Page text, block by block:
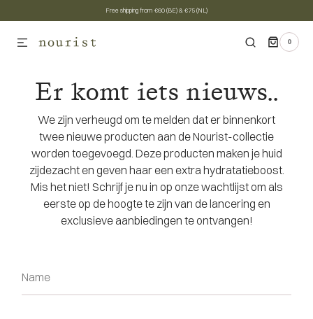
Free shipping from €60 (BE) & €75 (NL)
TO CONTENT
0
0
ITEMS
Er komt iets nieuws..
We zijn verheugd om te melden dat er binnenkort
twee nieuwe producten aan de Nourist-collectie
worden toegevoegd. Deze producten maken je huid
zijdezacht en geven haar een extra hydratatieboost.
Mis het niet! Schrijf je nu in op onze wachtlijst om als
eerste op de hoogte te zijn van de lancering en
exclusieve aanbiedingen te ontvangen!